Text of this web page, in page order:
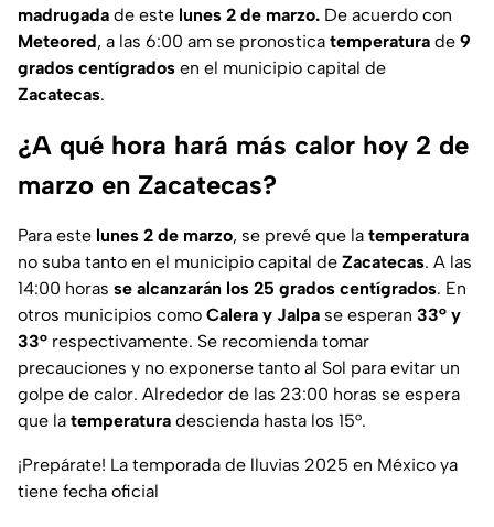
madrugada de este lunes 2 de marzo. De acuerdo con
Meteored, a las 6:00 am se pronostica temperatura de 9
grados centígrados en el municipio capital de
Zacatecas.
¿A qué hora hará más calor hoy 2 de
marzo en Zacatecas?
Para este lunes 2 de marzo, se prevé que la temperatura
no suba tanto en el municipio capital de Zacatecas. A las
14:00 horas se alcanzarán los 25 grados centígrados. En
otros municipios como Calera y Jalpa se esperan 33° y
33° respectivamente. Se recomienda tomar
precauciones y no exponerse tanto al Sol para evitar un
golpe de calor. Alrededor de las 23:00 horas se espera
que la temperatura descienda hasta los 15°.
¡Prepárate! La temporada de lluvias 2025 en México ya
tiene fecha oficial